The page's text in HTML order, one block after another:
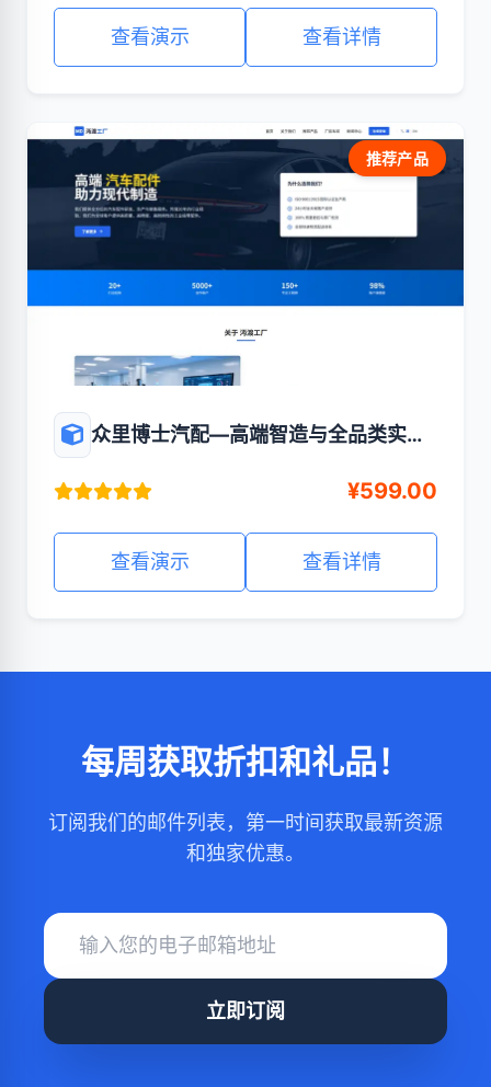
查看演示 查看详情
推荐产品
众里博士汽配—高端智造与全品类实体
¥599.00
查看演示 查看详情
每周获取折扣和礼品！
订阅我们的邮件列表，第一时间获取最新资源
和独家优惠。
立即订阅